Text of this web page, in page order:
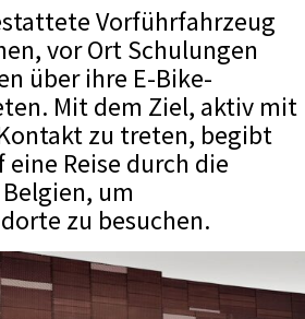
Vorführfahrzeug
vor Ort Schulungen
über ihre E-Bike-
Mit dem Ziel, aktiv mit
zu treten, begibt
Reise durch die
um
zu besuchen.